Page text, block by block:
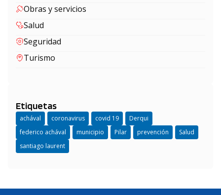
Obras y servicios
Salud
Seguridad
Turismo
Etiquetas
achával coronavirus covid 19
Derqui
federico achával
municipio Pilar prevención
Salud
santiago laurent